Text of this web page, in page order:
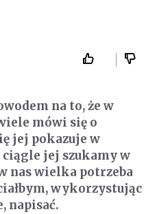
na to, że w
mówi się o
jej pokazuje w
ciągle jej szukamy w
nas wielka potrzeba
wykorzystując
napisać.